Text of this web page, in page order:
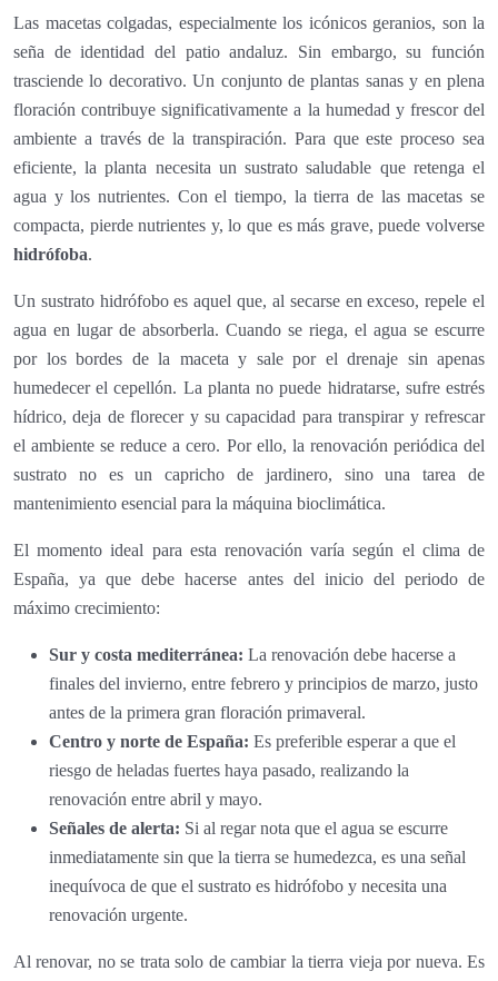
Las macetas colgadas, especialmente los icónicos geranios, son la
seña de identidad del patio andaluz. Sin embargo, su función
trasciende lo decorativo. Un conjunto de plantas sanas y en plena
floración contribuye significativamente a la humedad y frescor del
ambiente a través de la transpiración. Para que este proceso sea
eficiente, la planta necesita un sustrato saludable que retenga el
agua y los nutrientes. Con el tiempo, la tierra de las macetas se
compacta, pierde nutrientes y, lo que es más grave, puede volverse
hidrófoba.
Un sustrato hidrófobo es aquel que, al secarse en exceso, repele el
agua en lugar de absorberla. Cuando se riega, el agua se escurre
por los bordes de la maceta y sale por el drenaje sin apenas
humedecer el cepellón. La planta no puede hidratarse, sufre estrés
hídrico, deja de florecer y su capacidad para transpirar y refrescar
el ambiente se reduce a cero. Por ello, la renovación periódica del
sustrato no es un capricho de jardinero, sino una tarea de
mantenimiento esencial para la máquina bioclimática.
El momento ideal para esta renovación varía según el clima de
España, ya que debe hacerse antes del inicio del periodo de
máximo crecimiento:
Sur y costa mediterránea: La renovación debe hacerse a
finales del invierno, entre febrero y principios de marzo, justo
antes de la primera gran floración primaveral.
Centro y norte de España: Es preferible esperar a que el
riesgo de heladas fuertes haya pasado, realizando la
renovación entre abril y mayo.
Señales de alerta: Si al regar nota que el agua se escurre
inmediatamente sin que la tierra se humedezca, es una señal
inequívoca de que el sustrato es hidrófobo y necesita una
renovación urgente.
Al renovar, no se trata solo de cambiar la tierra vieja por nueva. Es